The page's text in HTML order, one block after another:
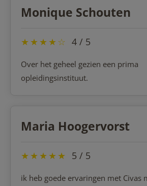
Monique Schouten
★★★★☆ 4 / 5
Over het geheel gezien een prima
opleidingsinstituut.
Maria Hoogervorst
★★★★★ 5 / 5
ik heb goede ervaringen met Civas